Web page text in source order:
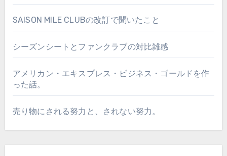
SAISON MILE CLUBの改訂で聞いたこと
シーズンシートとファンクラブの対比雑感
アメリカン・エキスプレス・ビジネス・ゴールドを作
った話。
売り物にされる努力と、されない努力。